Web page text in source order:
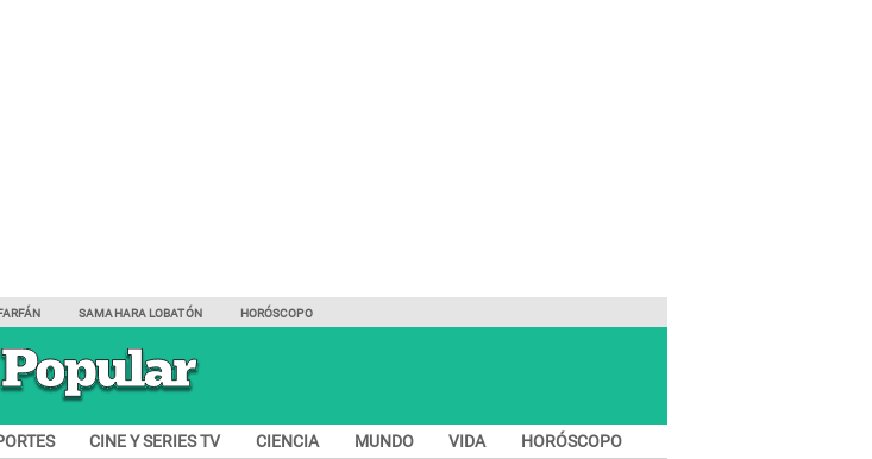
SAMAHARA LOBATÓN HORÓSCOPO
CINE Y SERIES TV CIENCIA MUNDO VIDA HORÓSCOPO